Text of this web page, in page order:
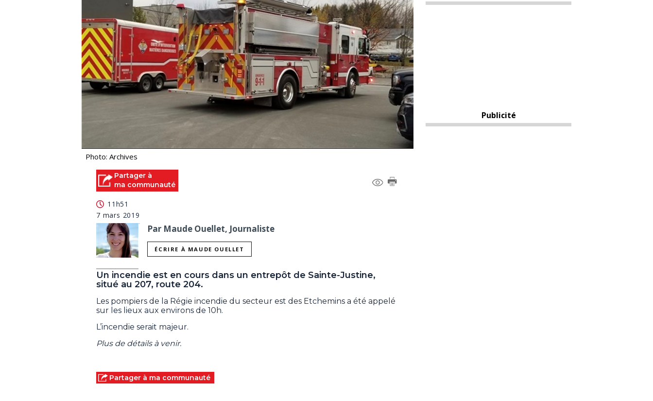
Photo: Archives
Partager à
ma communauté
11h51
7 mars 2019
Par Maude Ouellet, Journaliste
ÉCRIRE À MAUDE OUELLET
Un incendie est en cours dans un entrepôt de Sainte-Justine,
situé au 207, route 204.
Les pompiers de la Régie incendie du secteur est des Etchemins a été appelé
sur les lieux aux environs de 10h.
L’incendie serait majeur.
Plus de détails à venir.
Partager à ma communauté
Publicité